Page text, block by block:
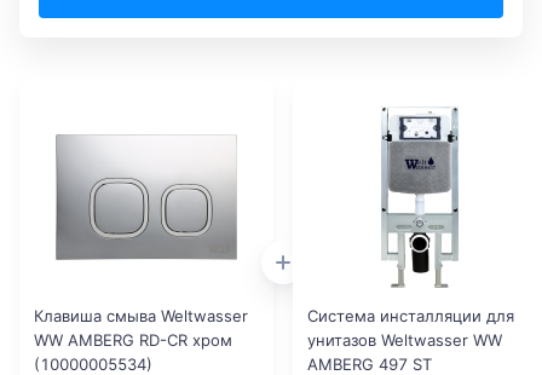
Клавиша смыва Weltwasser
WW AMBERG RD-CR хром
(10000005534)
Система инсталляции для
унитазов Weltwasser WW
AMBERG 497 ST